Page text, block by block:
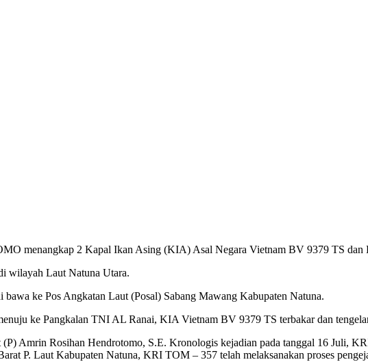
menangkap 2 Kapal Ikan Asing (KIA) Asal Negara Vietnam BV 9379 TS
wilayah Laut Natuna Utara.
ke Pos Angkatan Laut (Posal) Sabang Mawang Kabupaten Natuna.
ke Pangkalan TNI AL Ranai, KIA Vietnam BV 9379 TS terbakar dan
Amrin Rosihan Hendrotomo, S.E. Kronologis kejadian pada tanggal 16 Juli,
P. Laut Kabupaten Natuna, KRI TOM – 357 telah melaksanakan proses